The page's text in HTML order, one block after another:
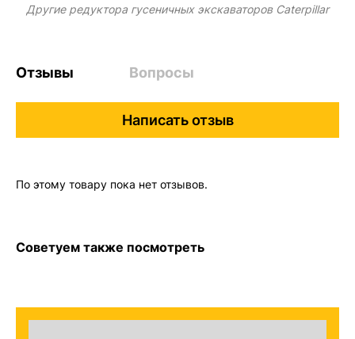
Другие редуктора гусеничных экскаваторов Caterpillar
Отзывы Вопросы
Написать отзыв
По этому товару пока нет отзывов.
Советуем также посмотреть